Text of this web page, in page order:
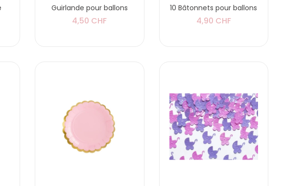
Guirlande pour ballons
4,50 CHF
10 Bâtonnets pour ballons
4,90 CHF